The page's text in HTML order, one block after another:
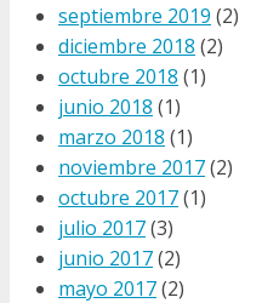
septiembre 2019 (2)
diciembre 2018 (2)
octubre 2018 (1)
junio 2018 (1)
marzo 2018 (1)
noviembre 2017(2)
octubre 2017(1)
julio 2017(3)
junio 2017(2)
mayo 2017(2)